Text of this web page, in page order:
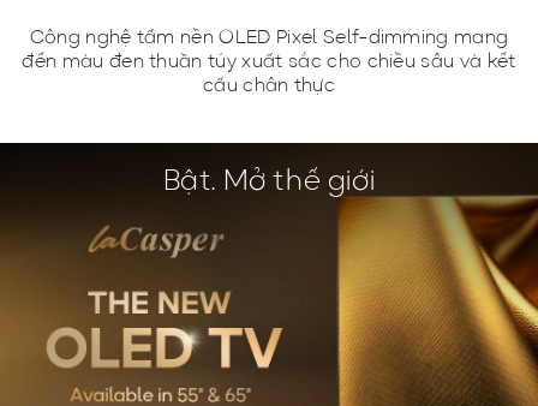
Công nghệ tấm nền OLED Pixel Self-dimming mang
đến màu đen thuần túy xuất sắc cho chiều sâu và kết
cấu chân thực
Bật. Mở thế giới